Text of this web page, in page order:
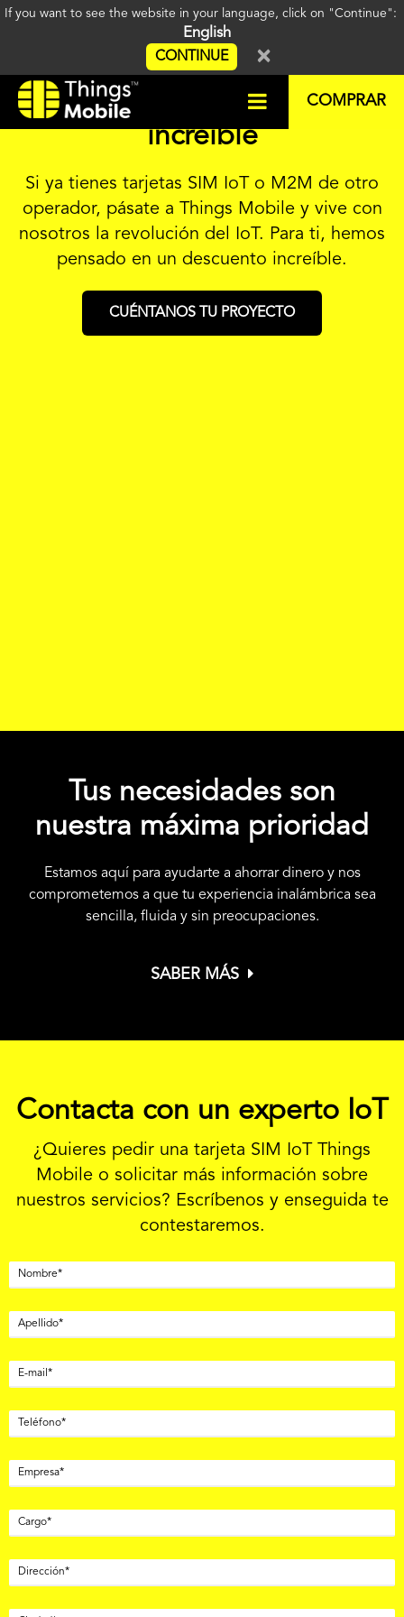
If you want to see the website in your language, click on "Continue":
English
CONTINUE ×
COMPRAR
Obtén un descuento
increíble
Si ya tienes tarjetas SIM IoT o M2M de otro
operador, pásate a Things Mobile y vive con
nosotros la revolución del IoT. Para ti, hemos
pensado en un descuento increíble.
CUÉNTANOS TU PROYECTO
Tus necesidades son
nuestra máxima prioridad
Estamos aquí para ayudarte a ahorrar dinero y nos
comprometemos a que tu experiencia inalámbrica sea
sencilla, fluida y sin preocupaciones.
SABER MÁS
Contacta con un experto IoT
¿Quieres pedir una tarjeta SIM IoT Things
Mobile o solicitar más información sobre
nuestros servicios? Escríbenos y enseguida te
contestaremos.